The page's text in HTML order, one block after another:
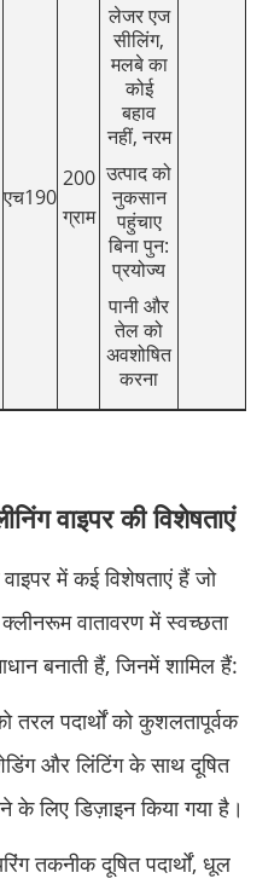
एच190
200
ग्राम
लेजर एज
सीलिंग,
मलबे का
कोई
बहाव
नहीं, नरम
उत्पाद को
नुकसान
पहुंचाए
बिना पुन:
प्रयोज्य
पानी और
तेल को
अवशोषित
करना
वाइपर की विशेषताएं
में कई विशेषताएं हैं जो
वातावरण में स्वच्छता
बनाती हैं, जिनमें शामिल हैं:
पदार्थों को कुशलतापूर्वक
और लिंटिंग के साथ दूषित
के लिए डिज़ाइन किया गया है।
तकनीक दूषित पदार्थों, धूल